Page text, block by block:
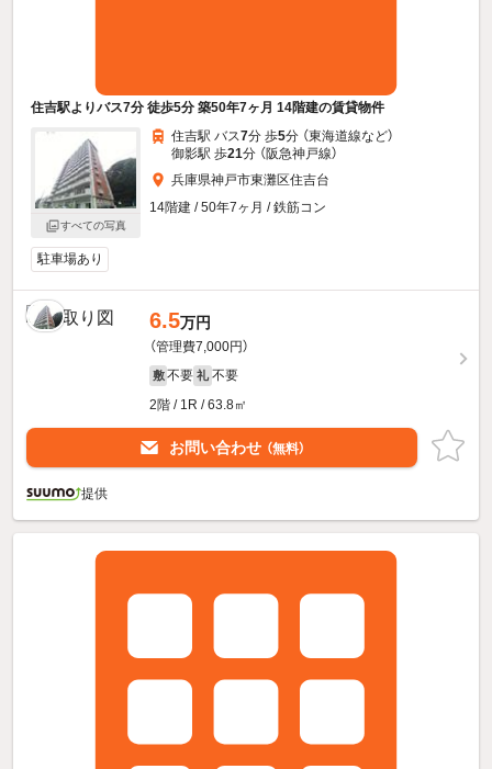
住吉駅よりバス7分 徒歩5分 築50年7ヶ月 14階建の賃貸物件
すべての写真
住吉駅 バス7分 歩5分 （東海道線など）
御影駅 歩21分 （阪急神戸線）
兵庫県神戸市東灘区住吉台
14階建 / 50年7ヶ月 / 鉄筋コン
駐車場あり
6.5万円
（管理費7,000円）
敷 不要 礼 不要
2階 / 1R / 63.8㎡
お問い合わせ （無料）
提供